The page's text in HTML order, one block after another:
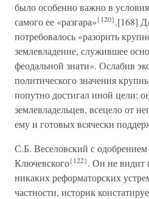
было особенно важно в
самого ее «разгара»{120}.[168]
потребовалось «разорить
землевладение, служившее
феодальной знати». Ослабив
политического значения
попутно достигал иной цели:
землевладельцев, всецело от
ему и готовых всячески
С.Б. Веселовский с
Ключевского{122}. Он не видит
никаких реформаторских
частности, историк